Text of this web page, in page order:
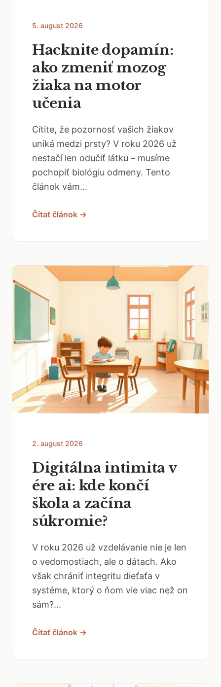
5. august 2026
Hacknite dopamín:
ako zmeniť mozog
žiaka na motor
učenia
Cítite, že pozornosť vašich žiakov
uniká medzi prsty? V roku 2026 už
nestačí len odučiť látku – musíme
pochopiť biológiu odmeny. Tento
článok vám...
Čítať článok →
2. august 2026
Digitálna intimita v
ére ai: kde končí
škola a začína
súkromie?
V roku 2026 už vzdelávanie nie je len
o vedomostiach, ale o dátach. Ako
však chrániť integritu dieťaťa v
systéme, ktorý o ňom vie viac než on
sám?...
Čítať článok →